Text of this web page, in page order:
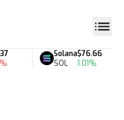
Solana
SOL
$76.66
1.01%